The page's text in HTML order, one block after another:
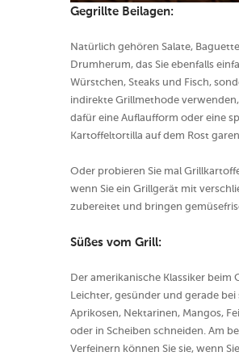
Gegrillte Beilagen:
Natürlich gehören Salate,
Drumherum, das Sie ebenfalls
Würstchen, Steaks und Fisch,
indirekte Grillmethode
dafür eine Auflaufform oder eine
Kartoffeltortilla auf dem Rost
Oder probieren Sie mal
wenn Sie ein Grillgerät mit
zubereitet und bringen
Süßes vom Grill:
Der amerikanische Klassiker
Leichter, gesünder und gerade
Aprikosen, Nektarinen, Mangos,
oder in Scheiben schneiden. Am
Verfeinern können Sie sie, wenn